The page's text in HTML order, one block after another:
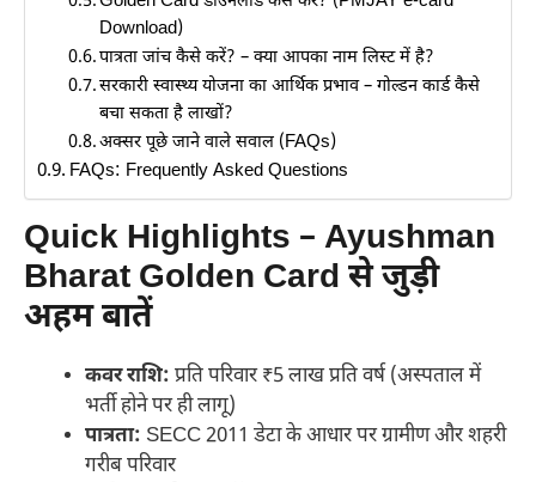
Download)
पात्रता जांच कैसे करें? – क्या आपका नाम लिस्ट में है?
सरकारी स्वास्थ्य योजना का आर्थिक प्रभाव – गोल्डन कार्ड कैसे
बचा सकता है लाखों?
अक्सर पूछे जाने वाले सवाल (FAQs)
FAQs: Frequently Asked Questions
Quick Highlights – Ayushman
Bharat Golden Card से जुड़ी
अहम बातें
कवर राशि: प्रति परिवार ₹5 लाख प्रति वर्ष (अस्पताल में
भर्ती होने पर ही लागू)
पात्रता: SECC 2011 डेटा के आधार पर ग्रामीण और शहरी
गरीब परिवार